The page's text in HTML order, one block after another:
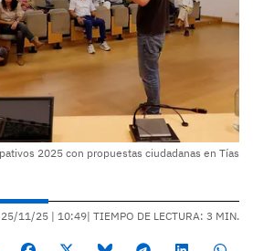
2025 con propuestas ciudadanas en Tías
25/11/25 | 10:49| TIEMPO DE LECTURA: 3 MIN.